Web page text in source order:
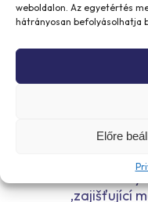
weboldalon. Az egyetértés
hátrányosan befolyásolhatja
Előre
Příjemci
Příjemci
zboží/
smlouvy,
další
,zajišťující